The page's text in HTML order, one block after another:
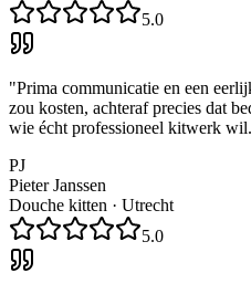
5.0
"Prima communicatie en een
zou kosten, achteraf precies dat
wie écht professioneel kitwerk wil.
PJ
Pieter Janssen
Douche kitten · Utrecht
5.0